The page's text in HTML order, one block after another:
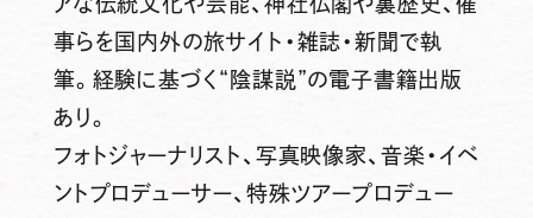
事らを国内外の旅サイト・雑誌・新聞で執
筆。経験に基づく“陰謀説”の電子書籍出版
あり。
フォトジャーナリスト、写真映像家、音楽・イベ
ントプロデューサー、特殊ツアープロデュー